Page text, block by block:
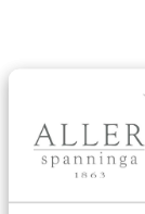
Ons aanbod
Trouwringen
Memoireringen